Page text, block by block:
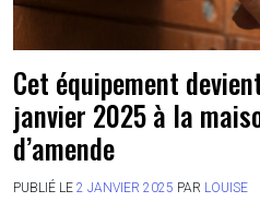
Cet équipement
janvier 2025 à la
d’amende
PUBLIÉ LE 2 JANVIER 2025 PAR LOUISE